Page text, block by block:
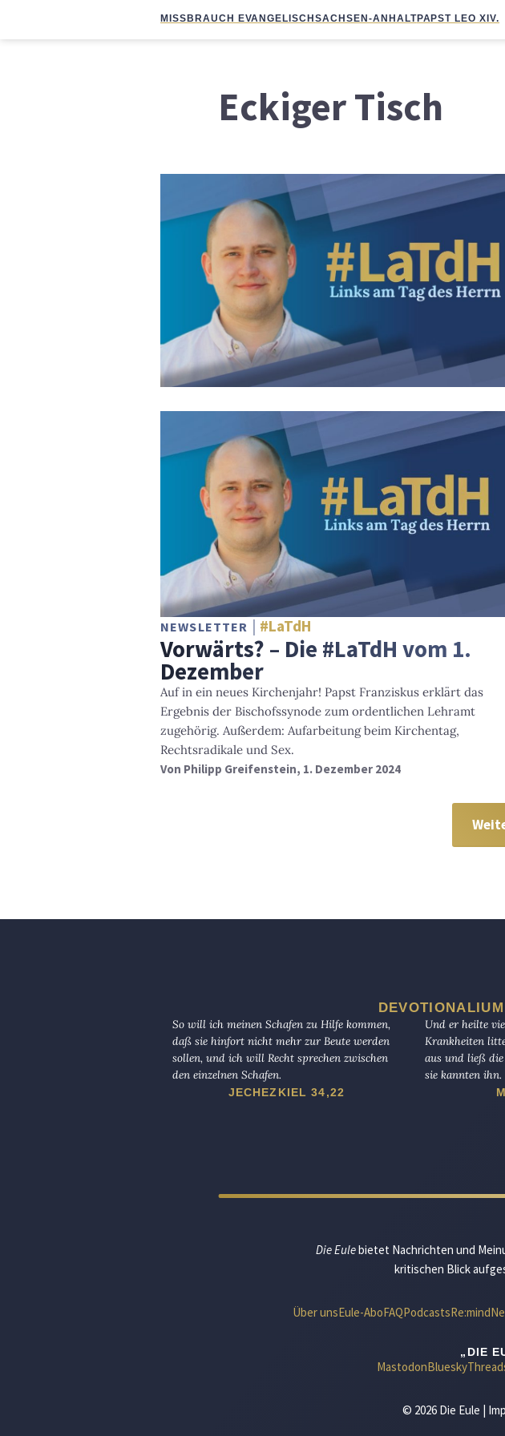
MISSBRAUCH EVANGELISCHSACHSEN-ANHALTPAPST LEO XIV.
Eckiger Tisch
NEWSLETTER #LaTdH
Vorwärts? – Die #LaTdH vom 1.
Dezember
Auf in ein neues Kirchenjahr! Papst Franziskus erklärt das
Ergebnis der Bischofssynode zum ordentlichen Lehramt
zugehörig. Außerdem: Aufarbeitung beim Kirchentag,
Rechtsradikale und Sex.
Von Philipp Greifenstein, 1. Dezember 2024
DEVOTIONALIUM
So will ich meinen Schafen zu Hilfe kommen,
daß sie hinfort nicht mehr zur Beute werden
sollen, und ich will Recht sprechen zwischen
den einzelnen Schafen.
JECHEZKIEL 34,22
Und er heilte
Krankheiten
aus und ließ
sie kannten ihn.
Die Eulebietet Nachrichten und
kritischen Blick
Über unsEule-AboFAQPodcastsRe:mind
„DIE
MastodonBluesky
© 2026 Die Eule |